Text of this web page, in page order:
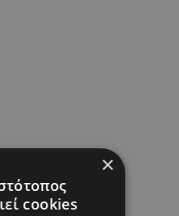
×
cookies